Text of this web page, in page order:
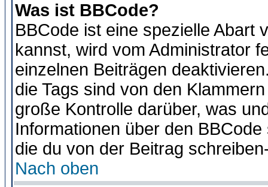
Was ist BBCode?
BBCode ist eine spezielle Abart
kannst, wird vom Administrator
einzelnen Beiträgen
die Tags sind von den
große Kontrolle darüber, was
Informationen über den
die du von der Beitrag
Nach oben